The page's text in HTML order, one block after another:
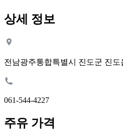
상세 정보
전남광주통합특별시 진도군 진도
061-544-4227
주유 가격